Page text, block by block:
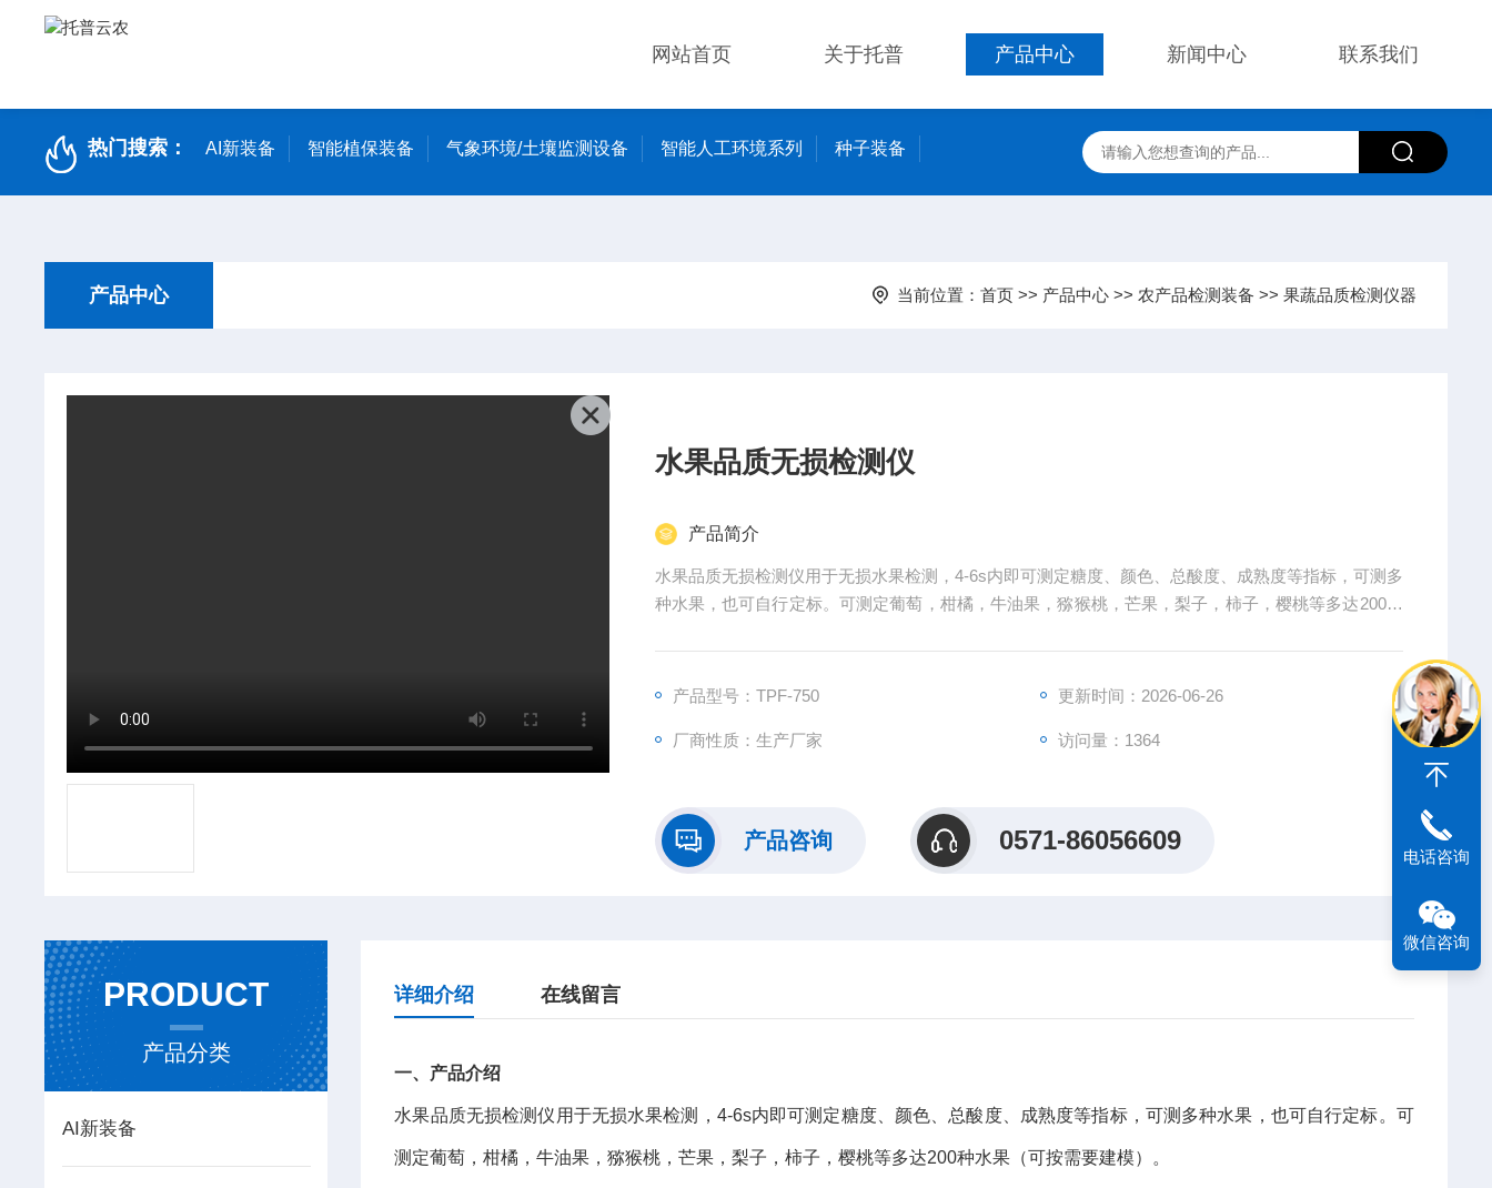
网站首页 关于托普 产品中心 新闻中心 联系我们
热门搜索： AI新装备 智能植保装备 气象环境/土壤监测设备 智能人工环境系列 种子装备
产品中心 当前位置： 首页>> 产品中心>> 农产品检测装备 >> 果蔬品质检测仪器
水果品质无损检测仪
产品简介
水果品质无损检测仪用于无损水果检测，4-6s内即可测定糖度、颜色、总酸度、成熟度等指标，可测多
种水果，也可自行定标。可测定葡萄，柑橘，牛油果，猕猴桃，芒果，梨子，柿子，樱桃等多达200种
产品型号：TPF-750 更新时间：2026-06-26
厂商性质：生产厂家 访问量：1364
产品咨询 0571-86056609
PRODUCT
产品分类
AI新装备
详细介绍 在线留言
一、产品介绍
水果品质无损检测仪用于无损水果检测，4-6s内即可测定糖度、颜色、总酸度、成熟度等指标，可测多种水果，也可自行定标。可
测定葡萄，柑橘，牛油果，猕猴桃，芒果，梨子，柿子，樱桃等多达200种水果（可按需要建模）。
电话咨询
微信咨询